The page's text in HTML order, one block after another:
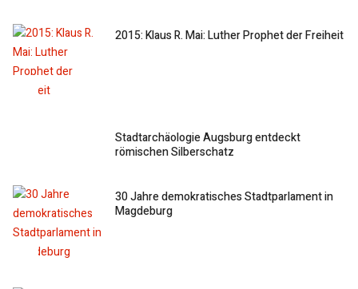
2015: Klaus R. Mai: Luther Prophet der Freiheit
Stadtarchäologie Augsburg entdeckt
römischen Silberschatz
30 Jahre demokratisches Stadtparlament in
Magdeburg